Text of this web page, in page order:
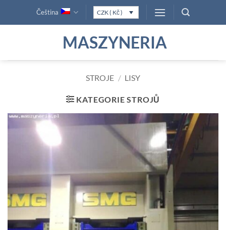
Čeština CZK ( Kč )
MASZYNERIA
STROJE / LISY
KATEGORIE STROJŮ